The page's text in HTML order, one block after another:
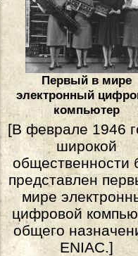
Первый в мире
электронный
компьютер
[В феврале 1946
широкой
общественности
представлен
мире
цифровой
общего
ENIAC.]